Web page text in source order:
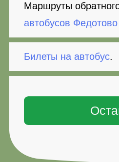
Маршруты
автобусов
Билеты на автобус.